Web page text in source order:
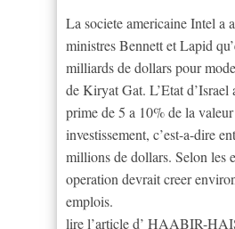
La societe americaine Intel a
ministres Bennett et Lapid
milliards de dollars pour
de Kiryat Gat. L’Etat d’Israel
prime de 5 a 10% de la
investissement, c’est-a-dire
millions de dollars. Selon les
operation devrait creer
emplois.
lire l’article d’ HAABIR-